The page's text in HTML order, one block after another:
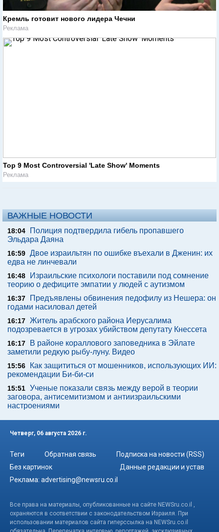
Кремль готовит нового лидера Чечни
Реклама
Top 9 Most Controversial 'Late Show' Moments
Реклама
ВАЖНЫЕ НОВОСТИ
18:04
Полиция подтвердила гибель пропавшего
Эльдара Даяна
16:59 Двое израильтян по ошибке въехали в Дженин: их
едва не линчевали
16:48
Израильские психологи поставили под сомнение
теорию о дефиците эмпатии у людей с аутизмом
16:37
Предъявлены обвинения педофилу из Нешера: он
годами насиловал детей
16:17 Житель арабского района Иерусалима
подозревается в угрозах убийством депутату Кнессета
16:17
В районе кораллового заповедника в Эйлате
заметили редкую рыбу-луну. Видео
15:56
Как защититься от мошенников, использующих ИИ:
рекомендации Би-би-си
15:51 Ученые показали связь между верой в теории
заговора, антисемитизмом и антиизраильскими
настроениями
Четверг, 06 августа 2026 г.
Теги Обратная связь
Подписка на новости (RSS)
Без картинок
Данные редакции и устав
Реклама: advertising@newsru.co.il
Все права на материалы, опубликованные на сайте NEWSru.co.il ,
охраняются в соответствии с законодательством Израиля. При
использовании материалов сайта гиперссылка на NEWSru.co.il